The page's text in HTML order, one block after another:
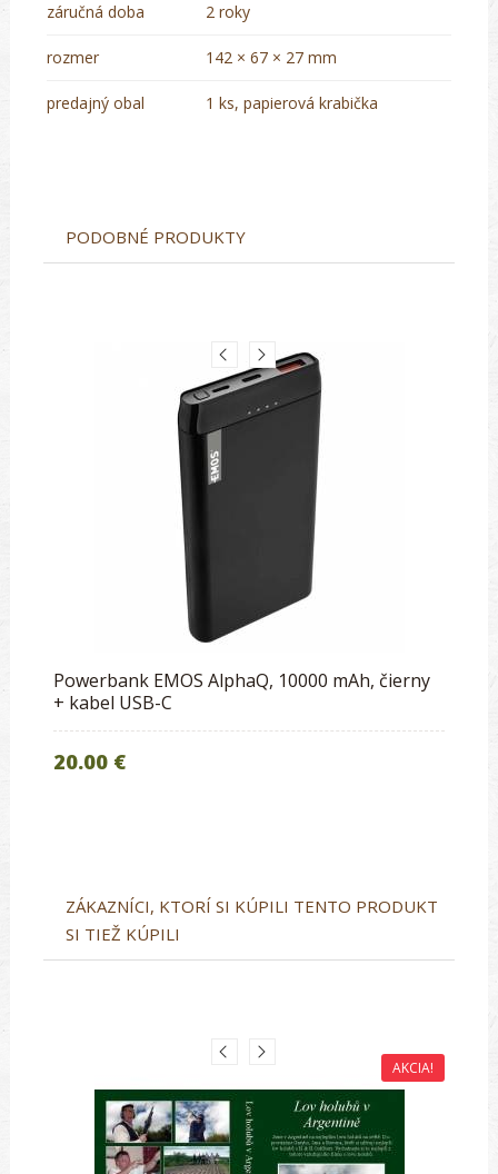
záručná doba 2 roky
rozmer 142 × 67 × 27 mm
predajný obal 1 ks, papierová krabička
PODOBNÉ PRODUKTY
Powerbank EMOS AlphaQ, 10000 mAh, čierny
+ kabel USB-C
20.00 €
ZÁKAZNÍCI, KTORÍ SI KÚPILI TENTO PRODUKT
SI TIEŽ KÚPILI
AKCIA!